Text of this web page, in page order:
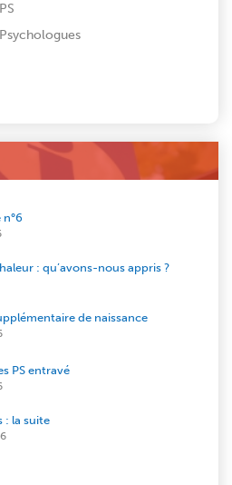
n°6
: qu’avons-nous appris ?
de naissance
PS entravé
: la suite